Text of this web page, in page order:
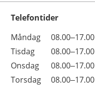
Telefontider
Dag
Öppettider
Kommentarer
Måndag
08.00–17.00
Tisdag
08.00–17.00
Onsdag
08.00–17.00
Torsdag
08.00–17.00